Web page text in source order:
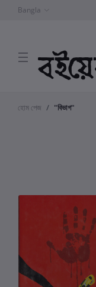
Bangla
হোম পেজ "বিভাগ"